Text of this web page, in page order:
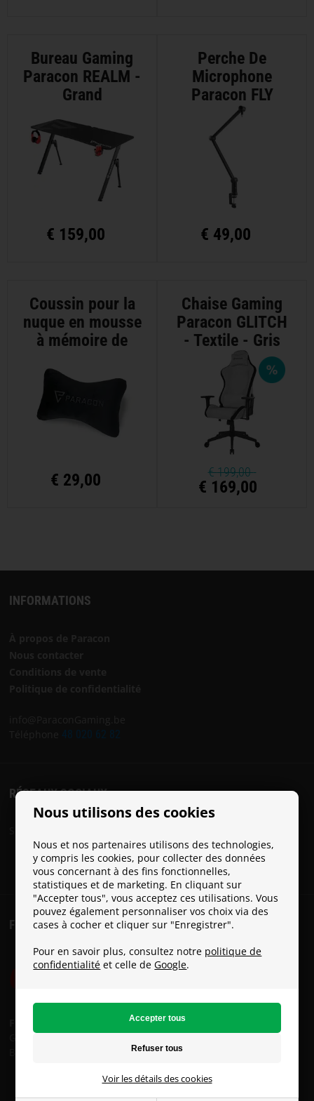
Nous utilisons des cookies
Nous et nos partenaires utilisons des technologies,
y compris les cookies, pour collecter des données
vous concernant à des fins fonctionnelles,
statistiques et de marketing. En cliquant sur
"Accepter tous", vous acceptez ces utilisations. Vous
pouvez également personnaliser vos choix via des
cases à cocher et cliquer sur "Enregistrer".
Pour en savoir plus, consultez notre politique de
confidentialité et celle deGoogle.
Voir les détails des cookies
Bureau Gaming
Paracon REALM -
Grand
€ 159,00
Perche De
Microphone
Paracon FLY
€ 49,00
Coussin pour la
nuque en mousse
à mémoire de
€ 29,00
Chaise Gaming
Paracon GLITCH
- Textile - Gris
Clair
€199,00
€ 169,00
INFORMATIONS
48 020 62 82
RÉSEAUX SOCIAUX
FRAIS DE PORT